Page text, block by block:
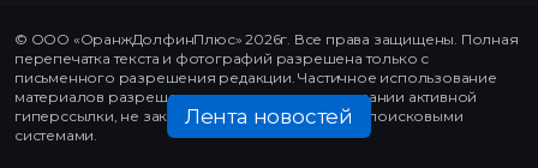
© ООО «ОранжДолфинПлюс» 2026г. Все права защищены. Полная
перепечатка текста и фотографий разрешена только с
письменного разрешения редакции. Частичное использование
материалов разрешено только при использовании активной
гиперссылки, не закрытой от индексирования поисковыми
системами.
Лента новостей